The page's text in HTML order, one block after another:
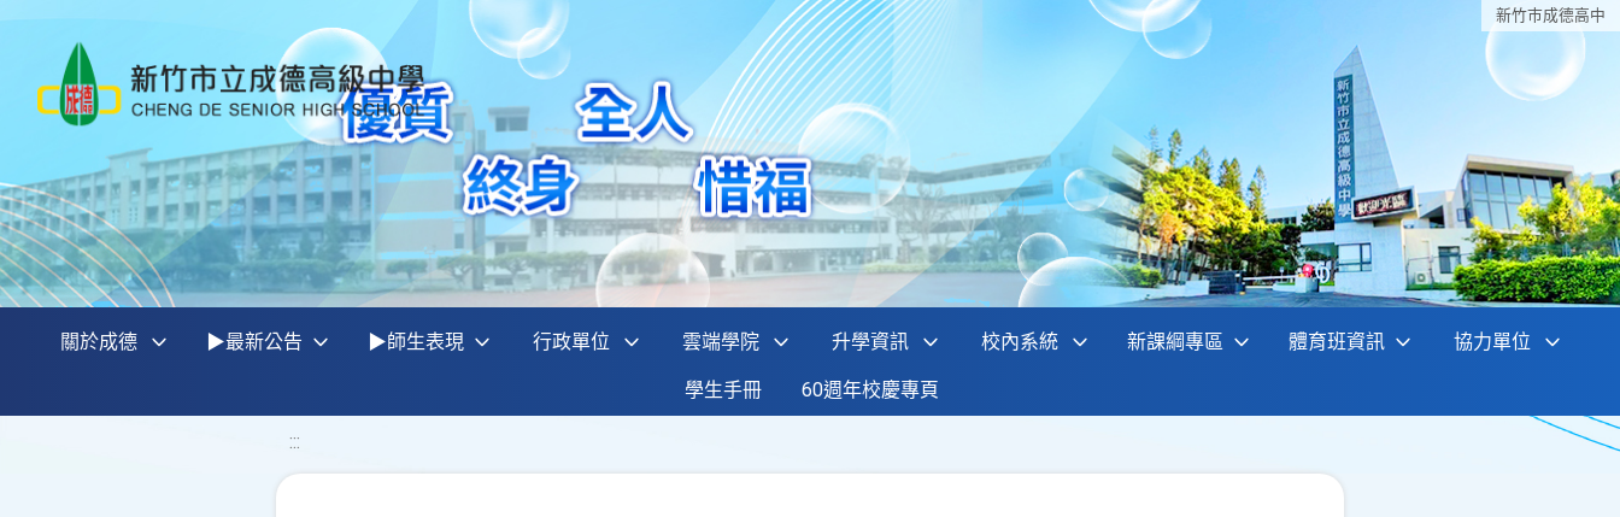
新竹巿成德高中
關於成德 ▶最新公告 ▶師生表現 行政單位 雲端學院 升學資訊 校內系統 新課綱專區 體育班資訊 協力單位
學生手冊 60週年校慶專頁
:::